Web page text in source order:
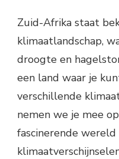
Zuid-Afrika staat
klimaatlandschap,
droogte en
een land waar je
verschillende
nemen we je mee
fascinerende wereld